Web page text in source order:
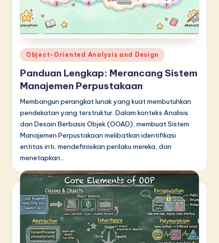
&
S
o
f
t
w
a
r
I
n
n
Posted
in
Object-Oriented Analysis and Design
Panduan Lengkap: Merancang Sistem
Manajemen Perpustakaan
Membangun perangkat lunak yang kuat membutuhkan
pendekatan yang terstruktur. Dalam konteks Analisis
dan Desain Berbasis Objek (OOAD), membuat Sistem
Manajemen Perpustakaan melibatkan identifikasi
entitas inti, mendefinisikan perilaku mereka, dan
menetapkan…